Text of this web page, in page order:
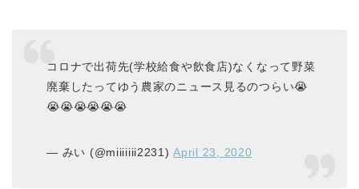
コロナで出荷先(学校給食や飲食店)なくなって野菜
廃棄したってゆう農家のニュース見るのつらい😭
😭😭😭😭😭😭
— みい (@miiiiiii2231)April 23, 2020